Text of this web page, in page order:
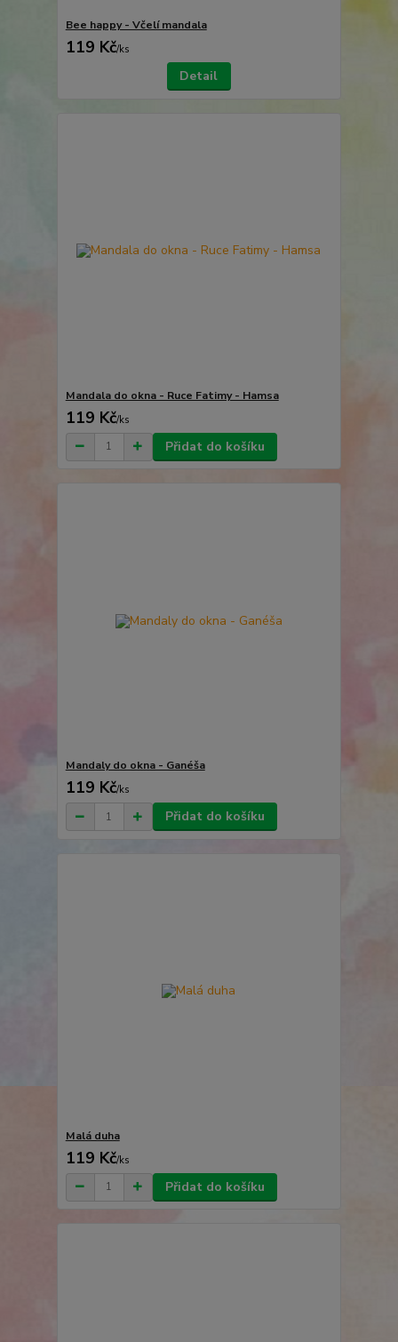
Bee happy - Včelí mandala
119 Kč/ks
Detail
Mandala do okna - Ruce Fatimy - Hamsa
119 Kč/ks
Přidat do košíku
Mandaly do okna - Ganéša
119 Kč/ks
Přidat do košíku
Malá duha
119 Kč/ks
Přidat do košíku